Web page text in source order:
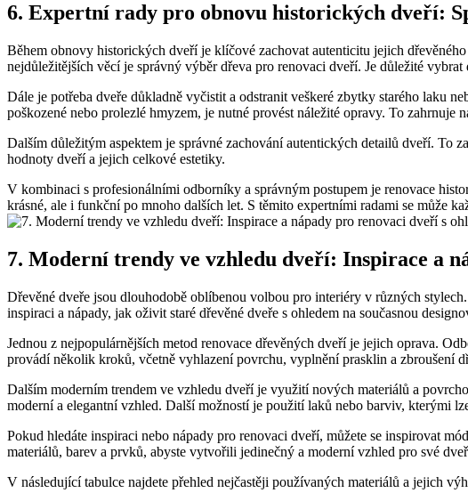
6. Expertní rady pro obnovu historických dveří:
Během obnovy historických dveří je klíčové zachovat autenticitu jejich
nejdůležitějších věcí je správný výběr dřeva pro renovaci dveří. Je důležité
Dále je potřeba dveře důkladně vyčistit a odstranit veškeré zbytky starého laku
poškozené nebo prolezlé hmyzem, je nutné provést náležité opravy. To
Dalším důležitým aspektem je správné zachování autentických detailů dveří.
hodnoty dveří a jejich celkové estetiky.
V kombinaci s profesionálními odborníky a správným postupem je renovace
krásné, ale i funkční po mnoho dalších let. S těmito expertními radami se může
7. Moderní trendy ve vzhledu dveří: Inspirace a
Dřevěné dveře jsou dlouhodobě oblíbenou volbou pro interiéry v různých
inspiraci a nápady, jak oživit staré dřevěné dveře s ohledem na současnou
Jednou z nejpopulárnějších metod renovace dřevěných dveří je jejich oprava.
provádí několik kroků, včetně vyhlazení povrchu, vyplnění prasklin a zbroušení
Dalším moderním trendem ve vzhledu dveří je využití nových materiálů a
moderní a elegantní vzhled. Další možností je použití laků nebo barviv, kterými
Pokud hledáte inspiraci nebo nápady pro renovaci dveří, můžete se inspirovat
materiálů, barev a prvků, abyste vytvořili jedinečný a moderní vzhled pro své
V následující tabulce najdete přehled nejčastěji používaných materiálů a jejich